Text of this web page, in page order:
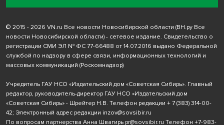
© 2015 - 2026 VN.ru Все новости Новосибирской области (ВН.ру Все
новости Новосибирской области) - сетевое издание. Свидетельство о
регистрации СМИ ЭЛ № ФС 77-66488 от 14.07.2016 выдано Федеральной
службой по надзору в сфере связи, информационных технологий и
массовых коммуникаций (Роскомнадзор)
Учредитель ГАУ НСО «Издательский дом «Советская Сибирь». Главный
редактор, руководитель-директор ГАУ НСО «Издательский дом
«Советская Сибирь» - Шрейтер Н.В. Телефон редакции + 7 (383) 314-00-
42; Электронный адрес редакции inzov@sovsibir.ru
По вопросам партнерства Анна Швагирь pr@sovsibir.ru Телефон +7-983-